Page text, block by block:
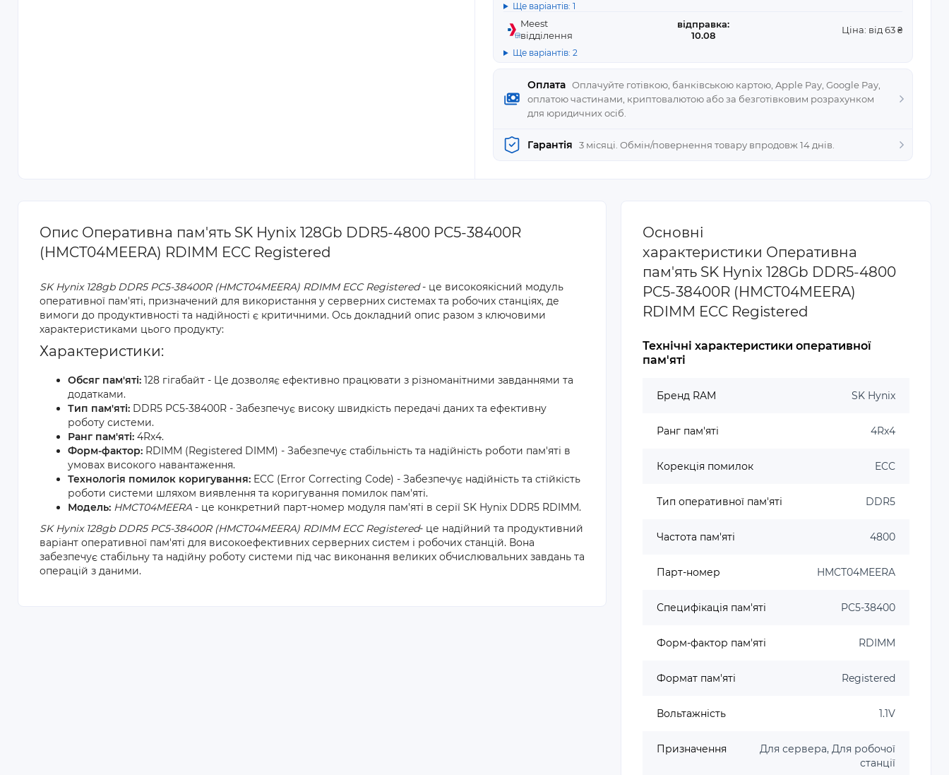
Оплата Оплачуйте готівкою, банківською картою, Apple Pay, Google Pay,
оплатою частинами, криптовалютою або за безготівковим розрахунком
для юридичних осіб.
Ще варіантів: 1
Meest
відділення
відправка:
10.08
Ціна: від 63 ₴
Ще варіантів: 2
Гарантія 3 місяці. Обмін/повернення товару впродовж 14 днів.
Опис Оперативна пам'ять SK Hynix 128Gb DDR5-4800 PC5-38400R
(HMCT04MEERA) RDIMM ECC Registered
SK Hynix 128gb DDR5 PC5-38400R (HMCT04MEERA) RDIMM ECC Registered- це високоякісний модуль
оперативної пам'яті, призначений для використання у серверних системах та робочих станціях, де
вимоги до продуктивності та надійності є критичними. Ось докладний опис разом з ключовими
характеристиками цього продукту:
Характеристики:
Обсяг пам'яті: 128 гігабайт - Це дозволяє ефективно працювати з різноманітними завданнями та
додатками.
Тип пам'яті: DDR5 PC5-38400R - Забезпечує високу швидкість передачі даних та ефективну
роботу системи.
Ранг пам'яті: 4Rx4.
Форм-фактор: RDIMM (Registered DIMM) - Забезпечує стабільність та надійність роботи пам'яті в
умовах високого навантаження.
Технологія помилок коригування: ECC (Error Correcting Code) - Забезпечує надійність та стійкість
роботи системи шляхом виявлення та коригування помилок пам'яті.
Модель: HMCT04MEERA - це конкретний парт-номер модуля пам'яті в серії SK Hynix DDR5 RDIMM.
SK Hynix 128gb DDR5 PC5-38400R (HMCT04MEERA) RDIMM ECC Registered- це надійний та продуктивний
варіант оперативної пам'яті для високоефективних серверних систем і робочих станцій. Вона
забезпечує стабільну та надійну роботу системи під час виконання великих обчислювальних завдань та
операцій з даними.
Основні
характеристики Оперативна
пам'ять SK Hynix 128Gb DDR5-4800
PC5-38400R (HMCT04MEERA)
RDIMM ECC Registered
Технічні характеристики оперативної
пам'яті
Бренд RAM SK Hynix
Ранг пам'яті 4Rx4
Корекція помилок ECC
Тип оперативної пам'яті DDR5
Частота пам'яті 4800
Парт-номер HMCT04MEERA
Специфікація пам'яті PC5-38400
Форм-фактор пам'яті RDIMM
Формат пам'яті Registered
Вольтажність 1.1V
Призначення
Для сервера, Для робочої
станції